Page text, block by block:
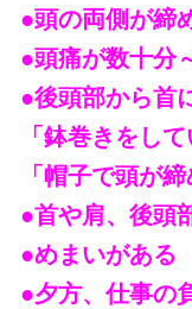
●頭の両側が締
●頭痛が数十分
●後頭部から首
「鉢巻きをし
「帽子で頭が
●首や肩、後頭
●めまいがある
●夕方、仕事の